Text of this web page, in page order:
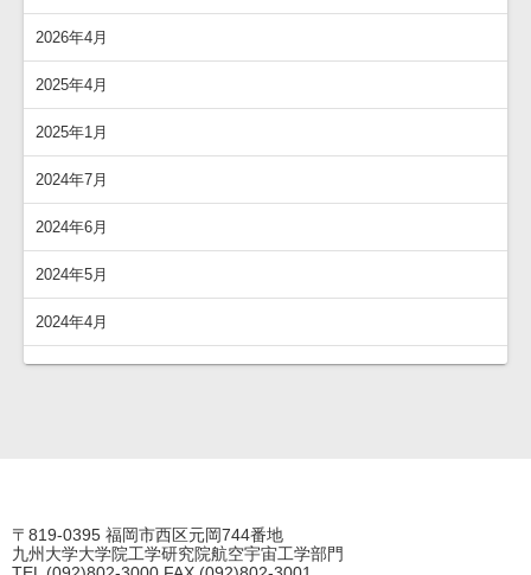
2026年4月
2025年4月
2025年1月
2024年7月
2024年6月
2024年5月
2024年4月
〒819-0395 福岡市西区元岡744番地
九州大学大学院工学研究院航空宇宙工学部門